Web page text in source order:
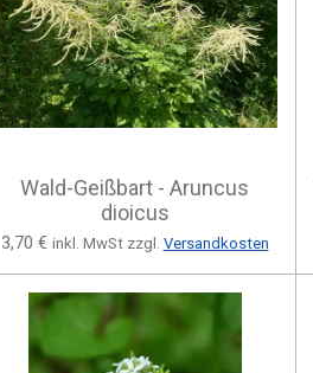
Wald-Geißbart - Aruncus
dioicus
3,70 € inkl. MwSt zzgl. Versandkosten